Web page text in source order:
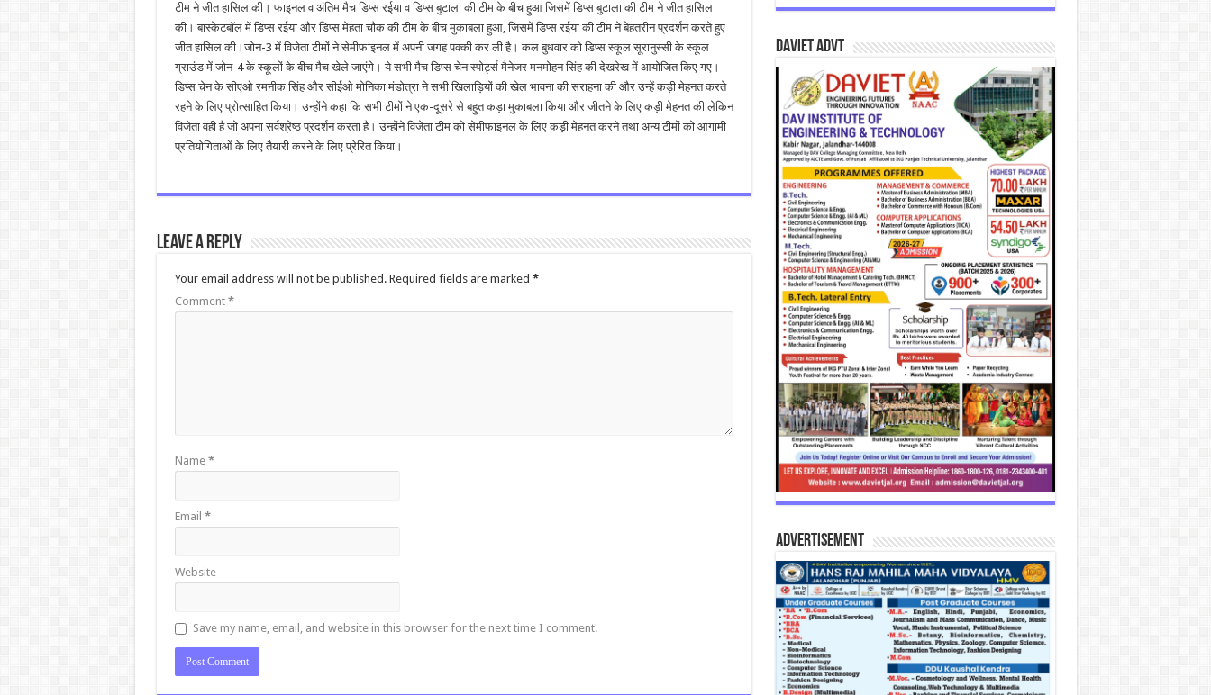
टीम ने जीत हासिल की। फाइनल व अंतिम मैच डिप्स रईया व डिप्स बुटाला की टीम के बीच हुआ जिसमें डिप्स बुटाला की टीम ने जीत हासिल
की। बास्केटबॉल में डिप्स रईया और डिप्स मेहता चौक की टीम के बीच मुकाबला हुआ, जिसमें डिप्स रईया की टीम ने बेहतरीन प्रदर्शन करते हुए
जीत हासिल की।जोन-3 में विजेता टीमों ने सेमीफाइनल में अपनी जगह पक्की कर ली है। कल बुधवार को डिप्स स्कूल सूरानुस्सी के स्कूल
ग्राउंड में जोन-4 के स्कूलों के बीच मैच खेले जाएंगे। ये सभी मैच डिप्स चेन स्पोर्ट्स मैनेजर मनमोहन सिंह की देखरेख में आयोजित किए गए।
डिप्स चेन के सीएओ रमनीक सिंह और सीईओ मोनिका मंडोत्रा ने सभी खिलाड़ियों की खेल भावना की सराहना की और उन्हें कड़ी मेहनत करते
रहने के लिए प्रोत्साहित किया। उन्होंने कहा कि सभी टीमों ने एक-दूसरे से बहुत कड़ा मुकाबला किया और जीतने के लिए कड़ी मेहनत की लेकिन
विजेता वही है जो अपना सर्वश्रेष्ठ प्रदर्शन करता है। उन्होंने विजेता टीम को सेमीफाइनल के लिए कड़ी मेहनत करने तथा अन्य टीमों को आगामी
प्रतियोगिताओं के लिए तैयारी करने के लिए प्रेरित किया।
Leave a Reply
Your email address will not be published. Required fields are marked *
Comment *
Name *
Email *
Website
Save my name, email, and website in this browser for the next time I comment.
DAVIET Advt
Advertisement